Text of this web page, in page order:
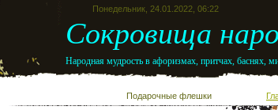
Понедельник, 24.01.2022, 06:22
Сокровища
Народная мудрость в афоризмах, притчах, баснях,
Подарочные флешки